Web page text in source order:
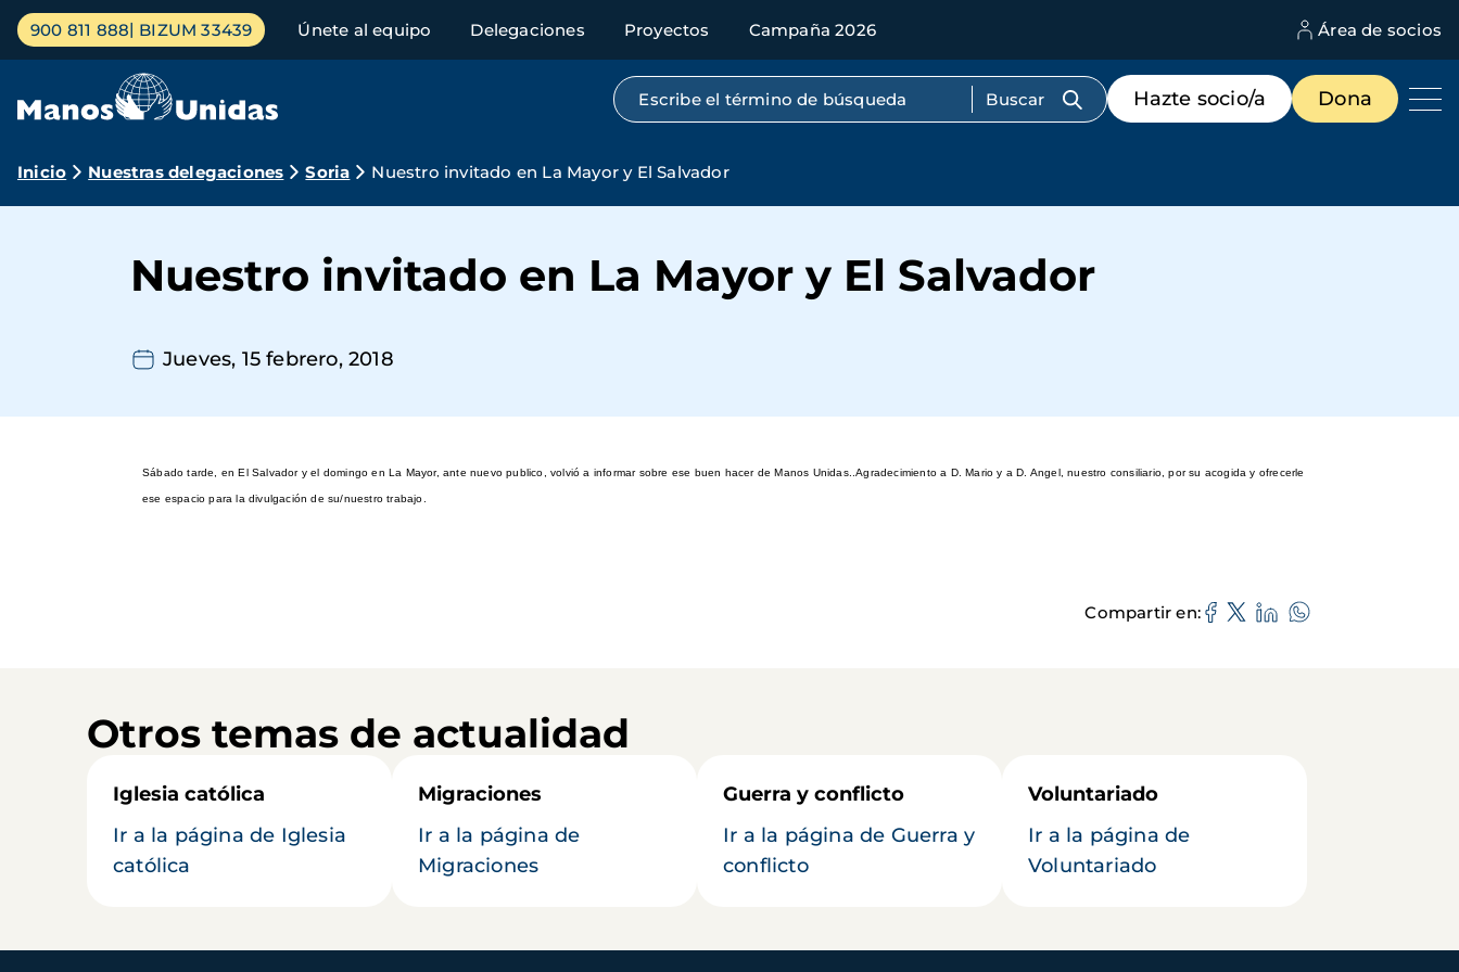
Pasar
contenido
Menú
principal
900 811 888 BIZUM 33439 Únete al equipo Delegaciones Proyectos Campaña 2026 Área de socios
Búsqueda por texto completo
Menú
de
destacados
Hazte socio/a Dona
Ruta
navegación
Inicio Nuestras delegaciones Soria Nuestro invitado en La Mayor y El Salvador
Nuestro invitado en La Mayor y El Salvador
Jueves, 15 febrero, 2018
Sábado tarde, en El Salvador y el domingo en La Mayor, ante nuevo publico, volvió a informar sobre ese buen hacer de Manos Unidas..Agradecimiento a D. Mario y a D. Angel, nuestro consiliario, por su acogida y ofrecerle
ese espacio para la divulgación de su/nuestro trabajo.
Compartir en
Otros temas de actualidad
Iglesia católica
Ir a la página de Iglesia
católica
Migraciones
Ir a la página de
Migraciones
Guerra y conflicto
Ir a la página de Guerra y
conflicto
Voluntariado
Ir a la página de
Voluntariado